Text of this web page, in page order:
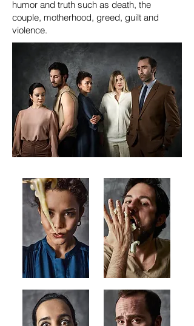
humor and truth such as death, the
couple, motherhood, greed, guilt and
violence.